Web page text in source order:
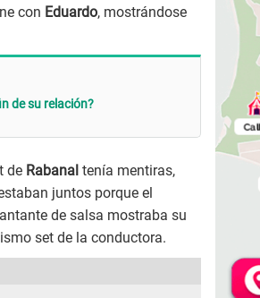
con Eduardo, mostrándose
de su relación?
de Rabanal tenía mentiras,
juntos porque el
de salsa mostraba su
set de la conductora.